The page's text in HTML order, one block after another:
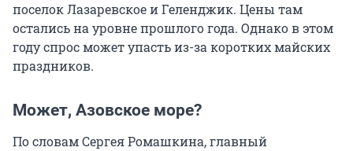
поселок Лазаревское и Геленджик. Цены там
остались на уровне прошлого года. Однако в этом
году спрос может упасть из-за коротких майских
праздников.
Может, Азовское море?
По словам Сергея Ромашкина, главный